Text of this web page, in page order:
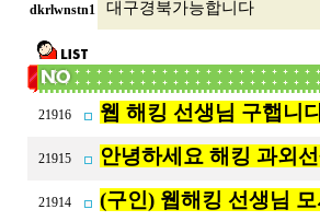
dkrlwnstn1 대구경북가능합니다
21916 웹 해킹 선생님 구햅니
21915 안녕하세요 해킹 과외
21914 (구인) 웹해킹 선생님